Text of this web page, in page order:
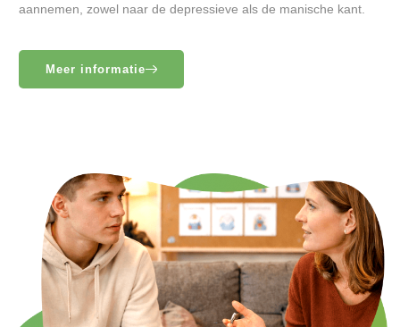
aannemen, zowel naar de depressieve als de manische kant.
Meer informatie